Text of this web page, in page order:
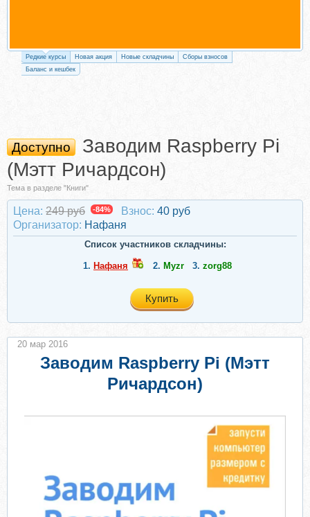
Редкие курсы Новая акция Новые складчины
Сборы взносов
Баланс и кешбек
Доступно
Заводим Raspberry Pi
(Мэтт Ричардсон)
Тема в разделе "Книги"
Цена: 249 руб -84% Взнос: 40 руб
Организатор: Нафаня
Список участников складчины:
1. Нафаня 2. Myzr 3. zorg88
Купить
Заводим Raspberry Pi (Мэтт
Ричардсон)
20 мар 2016